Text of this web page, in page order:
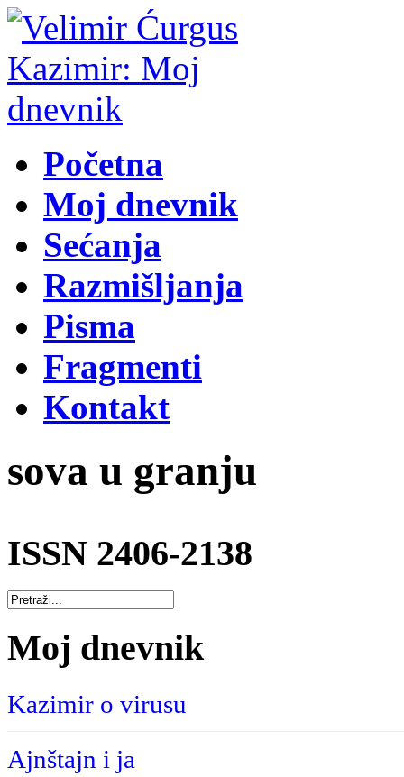
Početna
Moj dnevnik
Sećanja
Razmišljanja
Pisma
Fragmenti
Kontakt
sova u granju
ISSN 2406-2138
Moj dnevnik
Kazimir o virusu
Ajnštajn i ja